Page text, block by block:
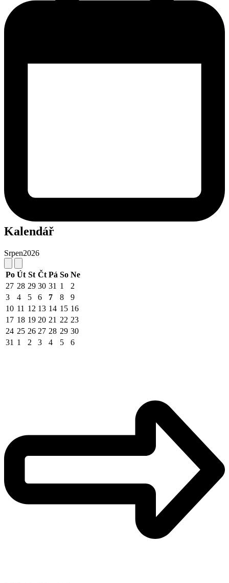
Kalendář
Srpen2026
Po Út St Čt Pá So Ne
27 28 29 30 31 1
2
3
4 5 6 7 8
9
10 11 12 13 14 15 16
17 18 19 20 21 22 23
24 25 26 27 28 29 30
31 1 2 3 4 5 6